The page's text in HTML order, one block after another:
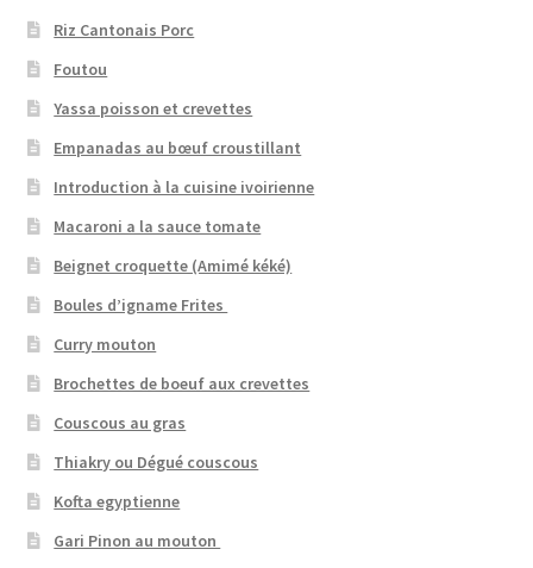
Riz Cantonais Porc
Foutou
Yassa poisson et crevettes
Empanadas au bœuf croustillant
Introduction à la cuisine ivoirienne
Macaroni a la sauce tomate
Beignet croquette (Amimé kéké)
Boules d’igname Frites
Curry mouton
Brochettes de boeuf aux crevettes
Couscous au gras
Thiakry ou Dégué couscous
Kofta egyptienne
Gari Pinon au mouton